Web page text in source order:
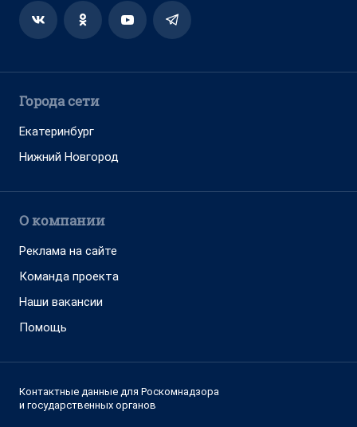
Города сети
Екатеринбург
Нижний Новгород
О компании
Реклама на сайте
Команда проекта
Наши вакансии
Помощь
Контактные данные для Роскомнадзора
и государственных органов